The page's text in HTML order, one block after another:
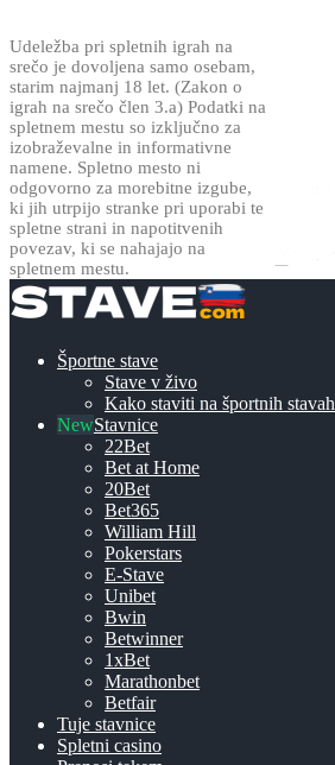
Udeležba pri spletnih igrah na
srečo je dovoljena samo osebam,
starim najmanj 18 let. (Zakon o
igrah na srečo člen 3.a) Podatki na
spletnem mestu so izključno za
izobraževalne in informativne
namene. Spletno mesto ni
odgovorno za morebitne izgube,
ki jih utrpijo stranke pri uporabi te
spletne strani in napotitvenih
povezav, ki se nahajajo na
spletnem mestu.
Športne stave
Stave v živo
Kako staviti na športnih stavah
Stavnice
22Bet
Bet at Home
20Bet
Bet365
William Hill
Pokerstars
E-Stave
Unibet
Bwin
Betwinner
1xBet
Marathonbet
Betfair
Tuje stavnice
Spletni casino